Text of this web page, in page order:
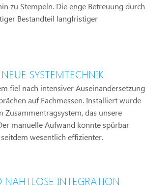
zu Stempeln. Die enge Betreuung durch
Bestandteil langfristiger
SYSTEMTECHNIK
fiel nach intensiver Auseinandersetzung
auf Fachmessen. Installiert wurde
das unsere
manuelle Aufwand konnte spürbar
wesentlich effizienter.
INTEGRATION